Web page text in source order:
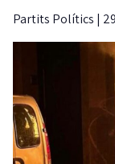
Partits Polítics |